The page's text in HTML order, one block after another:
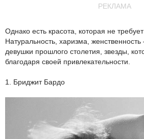
РЕКЛАМА
Однако есть красота, которая не
Натуральность, харизма,
девушки прошлого столетия, звезды,
благодаря своей привлекательности.
1. Бриджит Бардо